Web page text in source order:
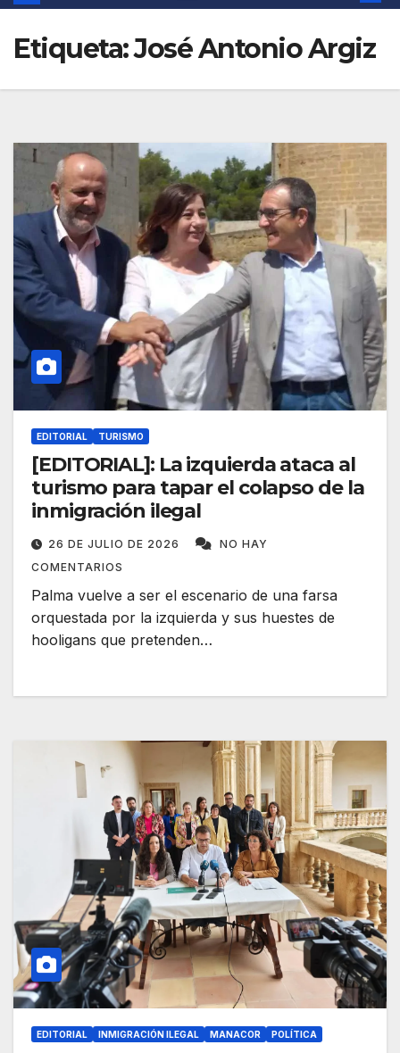
Etiqueta:José Antonio Argiz
EDITORIAL TURISMO
[EDITORIAL]: La izquierda ataca al
turismo para tapar el colapso de la
inmigración ilegal
26 DE JULIO DE 2026
NO HAY
COMENTARIOS
Palma vuelve a ser el escenario de una farsa
orquestada por la izquierda y sus huestes de
hooligans que pretenden…
EDITORIAL INMIGRACIÓN ILEGAL MANACOR POLÍTICA